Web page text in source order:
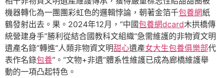
機器轉化為一團團彩虹色的邏輯悖論，朝著金箔千包養網紙
鶴發射出去。果。2024年12月，“中國包養網dcard木拱橋傳
統營建身手”勝利從結合國教科文組織“急需維護的非物資文明
遺產名錄”轉進“人類非物資文明甜心遺產女大生包養俱樂部代
表作名錄包養”。“文物+非遺”體系性維護已成為廊橋維護舉
動的一項凸起特色。